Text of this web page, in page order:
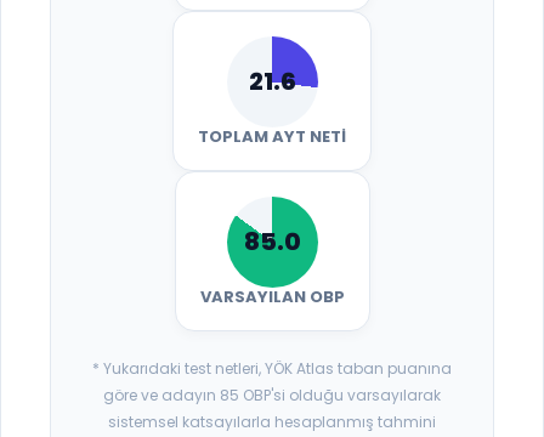
21.6
TOPLAM AYT NETI
85.0
VARSAYILAN OBP
* Yukarıdaki test netleri, YÖK Atlas taban puanına
göre ve adayın 85 OBP'si olduğu varsayılarak
sistemsel katsayılarla hesaplanmış tahmini